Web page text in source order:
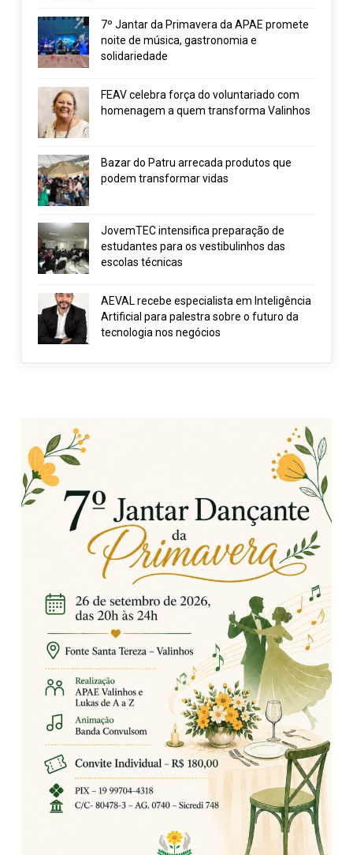
7º Jantar da Primavera da APAE promete
noite de música, gastronomia e
solidariedade
FEAV celebra força do voluntariado com
homenagem a quem transforma Valinhos
Bazar do Patru arrecada produtos que
podem transformar vidas
JovemTEC intensifica preparação de
estudantes para os vestibulinhos das
escolas técnicas
AEVAL recebe especialista em Inteligência
Artificial para palestra sobre o futuro da
tecnologia nos negócios